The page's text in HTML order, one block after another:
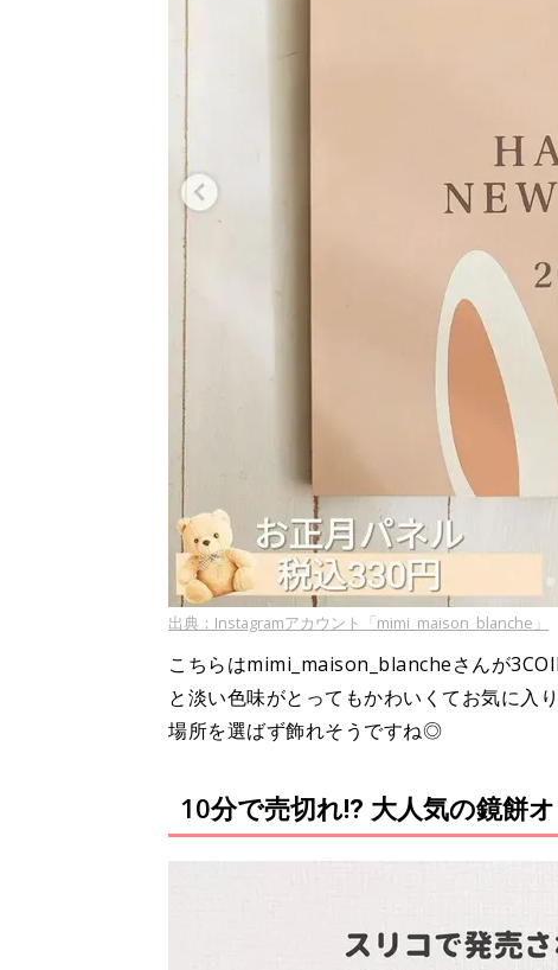
出典：Instagramアカウント「mimi_maison_blanche」
こちらはmimi_maison_blancheさんが
と淡い色味がとってもかわいくてお気に入り
場所を選ばず飾れそうですね◎
10分で売切れ⁉ 大人気の鏡餅